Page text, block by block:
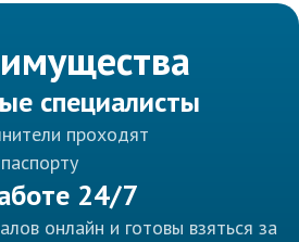
специалисты
проходят
24/7
онлайн и готовы взяться за